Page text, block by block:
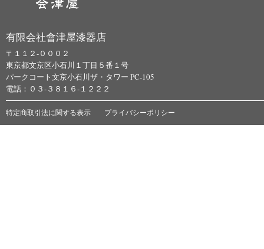
有限会社會津屋漆器店
〒１１２-０００２
東京都文京区小石川１丁目５番１号
パークコート文京小石川ザ・タワー PC-105
電話：０３-３８１６-１２２２
特定商取引法に関する表示 プライバシーポリシー